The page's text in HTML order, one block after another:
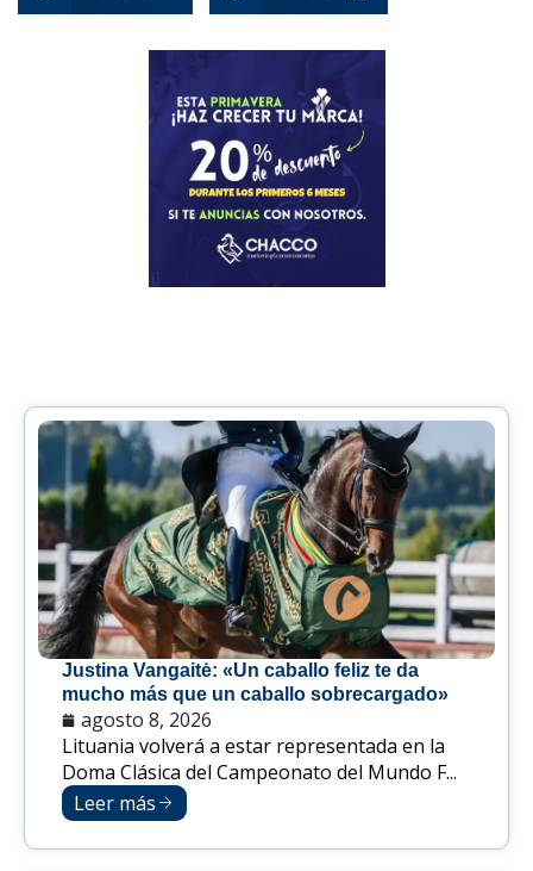
Justina Vangaitė: «Un caballo feliz te da
mucho más que un caballo sobrecargado»
agosto 8, 2026
Lituania volverá a estar representada en la
Doma Clásica del Campeonato del Mundo F...
Leer más